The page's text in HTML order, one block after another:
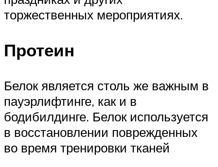
торжественных мероприятиях.
Протеин
Белок является столь же важным в
пауэрлифтинге, как и в
бодибилдинге. Белок используется
в восстановлении поврежденных
во время тренировки тканей